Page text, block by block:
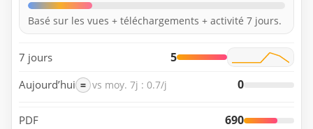
Basé sur les vues + téléchargements + activité 7 jours.
7 jours 5
Aujourd’hui = vs moy. 7j : 0.7/j 0
PDF 690